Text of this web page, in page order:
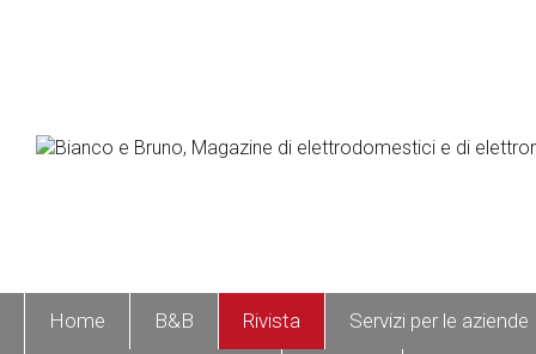
Home B&B Rivista Servizi per le aziende